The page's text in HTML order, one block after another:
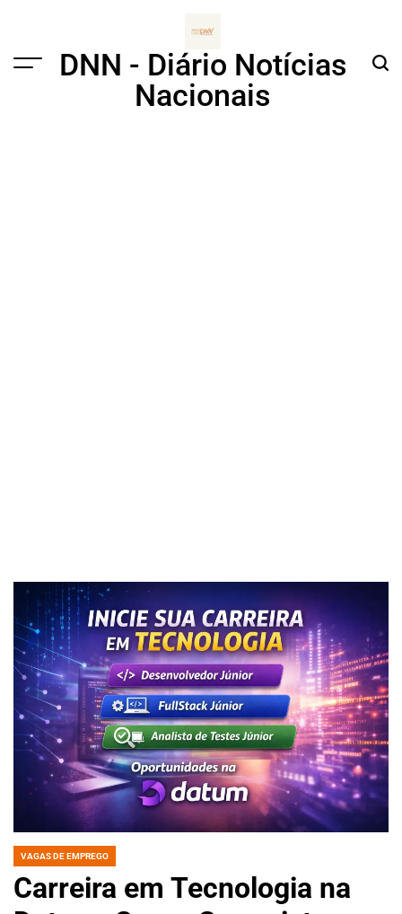
Menu
DNN - Diário Notícias
Nacionais
POSTED
VAGAS DE EMPREGO
Carreira em Tecnologia na